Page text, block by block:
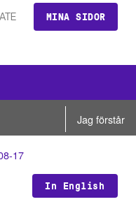
MINA SIDOR
Jag förstår
17
In English